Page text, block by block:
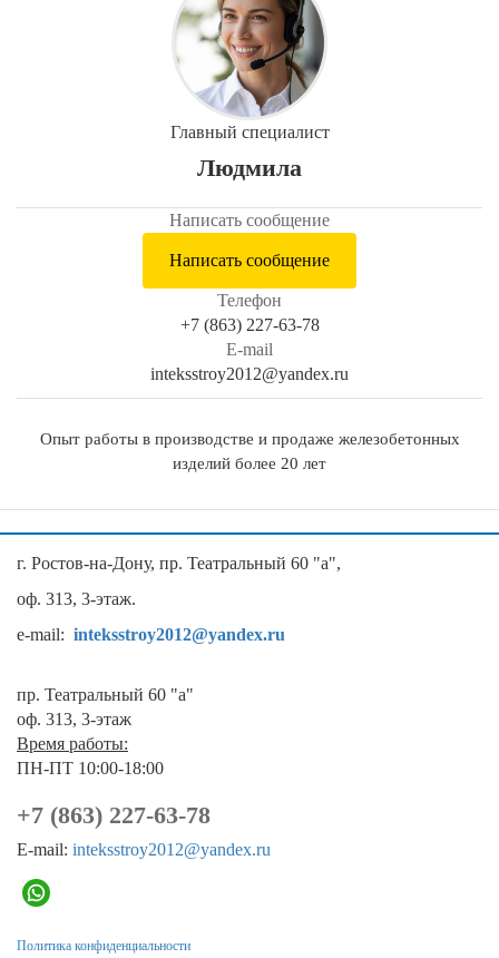
Главный специалист
Людмила
Написать сообщение
Написать сообщение
Телефон
+7 (863) 227-63-78
E-mail
inteksstroy2012@yandex.ru
Опыт работы в производстве и продаже железобетонных
изделий более 20 лет
г. Ростов-на-Дону, пр. Театральный 60 "а",
оф. 313, 3-этаж.
e-mail: inteksstroy2012@yandex.ru
пр. Театральный 60 "а"
оф. 313, 3-этаж
Время работы:
ПН-ПТ 10:00-18:00
+7 (863) 227-63-78
E-mail: inteksstroy2012@yandex.ru
Политика конфиденциальности